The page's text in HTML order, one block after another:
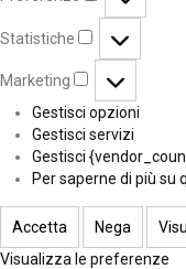
Statistiche
Marketing
Gestisci opzioni
Gestisci servizi
Gestisci
Per saperne di più su
Accetta Nega
Visualizza le preferenze